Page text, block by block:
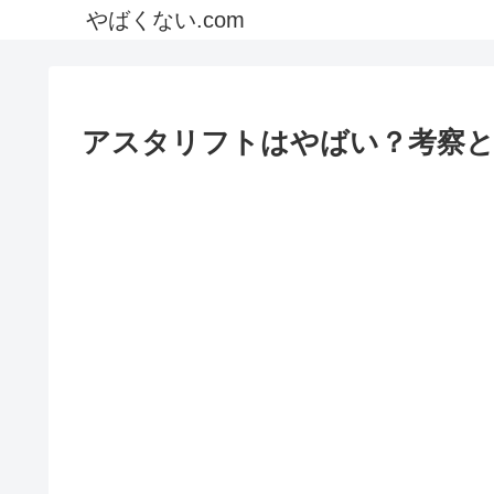
やばくない.com
アスタリフトはやばい？考察